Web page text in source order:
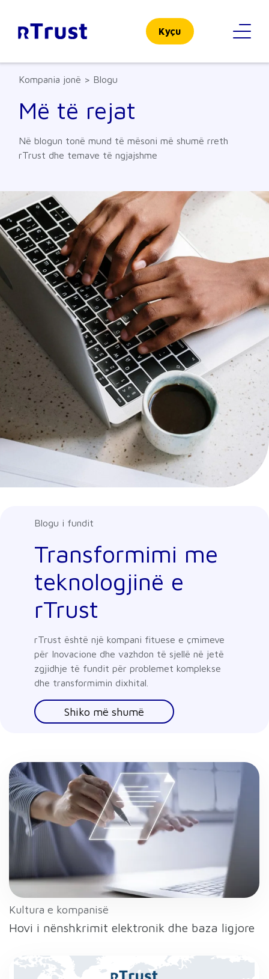
Kyçu
Kompania jonë > Blogu
Më të rejat
Në blogun tonë mund të mësoni më shumë rreth
rTrust dhe temave të ngjajshme
Blogu i fundit
Transformimi me
teknologjinë e
rTrust
rTrust është një kompani fituese e çmimeve
për Inovacione dhe vazhdon të sjellë në jetë
zgjidhje të fundit për problemet komplekse
dhe transformimin dixhital.
Shiko më shumë
Kultura e kompanisë
Hovi i nënshkrimit elektronik dhe baza ligjore